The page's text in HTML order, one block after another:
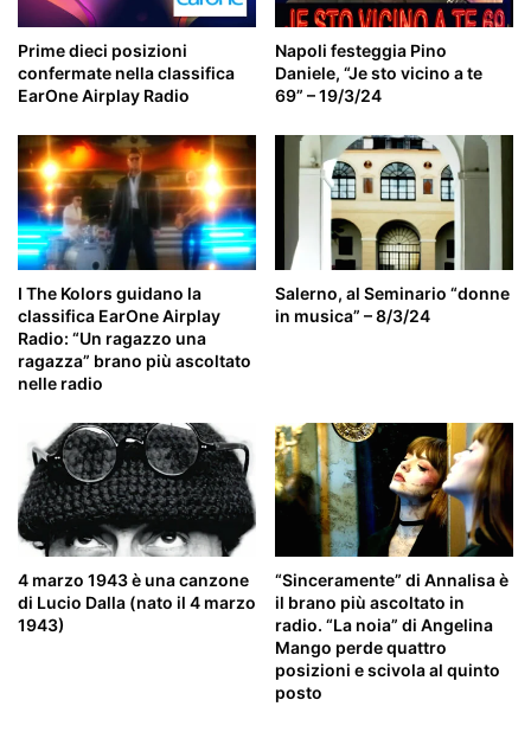
Prime dieci posizioni
confermate nella classifica
EarOne Airplay Radio
Napoli festeggia Pino
Daniele, “Je sto vicino a te
69” – 19/3/24
I The Kolors guidano la
classifica EarOne Airplay
Radio: “Un ragazzo una
ragazza” brano più ascoltato
nelle radio
Salerno, al Seminario “donne
in musica” – 8/3/24
4 marzo 1943 è una canzone
di Lucio Dalla (nato il 4 marzo
1943)
“Sinceramente” di Annalisa è
il brano più ascoltato in
radio. “La noia” di Angelina
Mango perde quattro
posizioni e scivola al quinto
posto